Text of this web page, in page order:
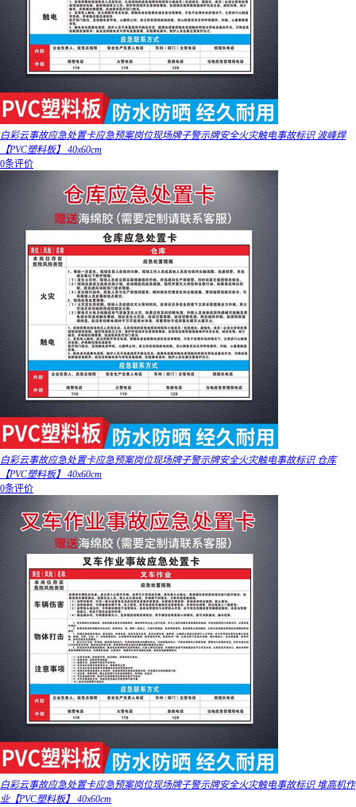
白彩云事故应急处置卡应急预案岗位现场牌子警示牌安全火灾触电事故标识 波峰焊
【PVC塑料板】 40x60cm
0条评价
白彩云事故应急处置卡应急预案岗位现场牌子警示牌安全火灾触电事故标识 仓库
【PVC塑料板】 40x60cm
0条评价
白彩云事故应急处置卡应急预案岗位现场牌子警示牌安全火灾触电事故标识 堆高机作
业【PVC塑料板】 40x60cm